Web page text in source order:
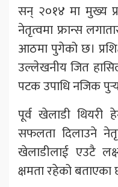
सन् २०१४ मा मुख्य
नेतृत्वमा फ्रान्स
आठमा पुगेको छ।
उल्लेखनीय जित
पटक उपाधि नजिक
पूर्व खेलाडी थियरी
सफलता दिलाउने
खेलाडीलाई एउटै
क्षमता रहेको बताएका